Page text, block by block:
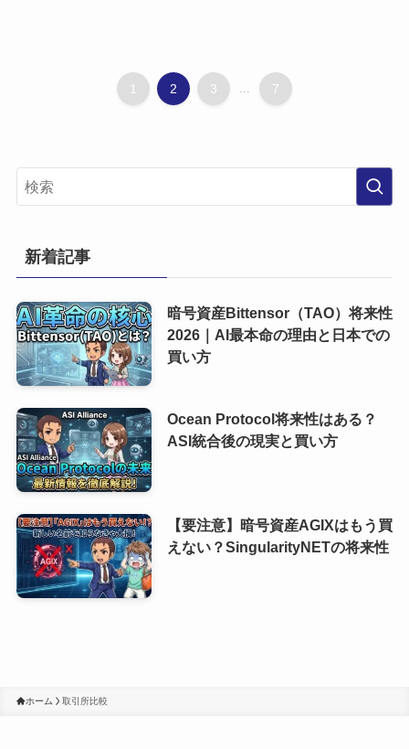
1 2 3 7
新着記事
暗号資産Bittensor（TAO）将来性
2026｜AI最本命の理由と日本での
買い方
Ocean Protocol将来性はある？
ASI統合後の現実と買い方
【要注意】暗号資産AGIXはもう買
えない？SingularityNETの将来性
ホーム 取引所比較